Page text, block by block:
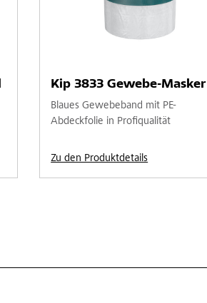
Kip 3833 Gewebe-Masker
Blaues Gewebeband mit PE-
Abdeckfolie in Profiqualität
Zu den Produktdetails